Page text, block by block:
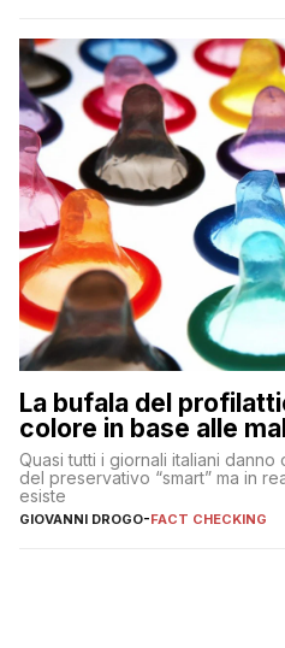
La bufala del
colore in base alle
Quasi tutti i giornali italiani
del preservativo “smart” ma in
esiste
GIOVANNI DROGO-FACT CHECKING